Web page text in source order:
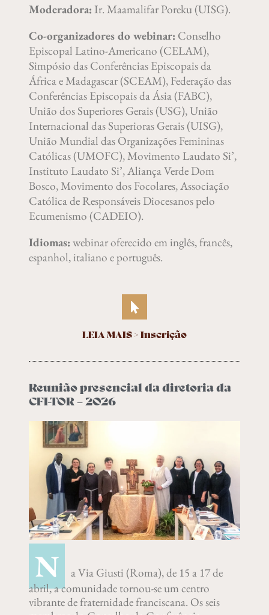
Moderadora: Ir. Maamalifar Poreku (UISG).
Co-organizadores do webinar: Conselho
Episcopal Latino-Americano (CELAM),
Simpósio das Conferências Episcopais da
África e Madagascar (SCEAM), Federação das
Conferências Episcopais da Ásia (FABC),
União dos Superiores Gerais (USG), União
Internacional das Superioras Gerais (UISG),
União Mundial das Organizações Femininas
Católicas (UMOFC), Movimento Laudato Si’,
Instituto Laudato Si’, Aliança Verde Dom
Bosco, Movimento dos Focolares, Associação
Católica de Responsáveis Diocesanos pelo
Ecumenismo (CADEIO).
Idiomas: webinar oferecido em inglês, francês,
espanhol, italiano e português.
LEIA MAIS > Inscrição
Reunião presencial da diretoria da
CFI-TOR – 2026
N
a Via Giusti (Roma), de 15 a 17 de
abril, a comunidade tornou-se um centro
vibrante de fraternidade franciscana. Os seis